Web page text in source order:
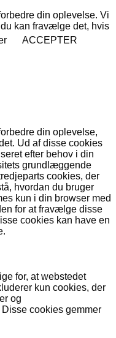
din oplevelse. Vi
kan fravælge det, hvis
ACCEPTER
din oplevelse,
Ud af disse cookies
efter behov i din
grundlæggende
cookies, der
hvordan du bruger
kun i din browser med
for at fravælge disse
cookies kan have en
for, at webstedet
kun cookies, der
og
cookies gemmer